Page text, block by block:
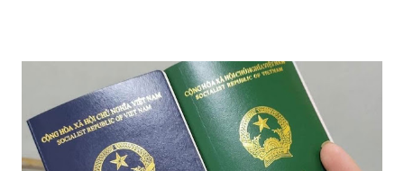
trạng kinh doanh mỹ phẩm thật - giả lẫn lộn. Để chấn chỉnh, Sở Y
tế TP HCM sẽ phối hợp với các sở, ngành và chính quyền địa
phương tăng cường kiểm tra, giám sát. Đợt này, Phòng Nghiệp
vụ Dược sẽ tham mưu Giám đốc Sở Y tế thành lập Tổ công tác